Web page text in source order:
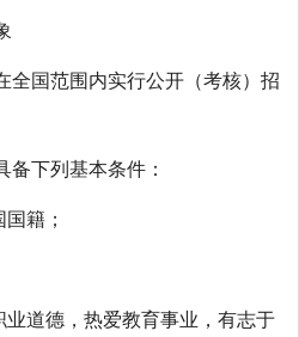
全国范围内实行公开（考核）招
备下列基本条件：
籍；
业道德，热爱教育事业，有志于